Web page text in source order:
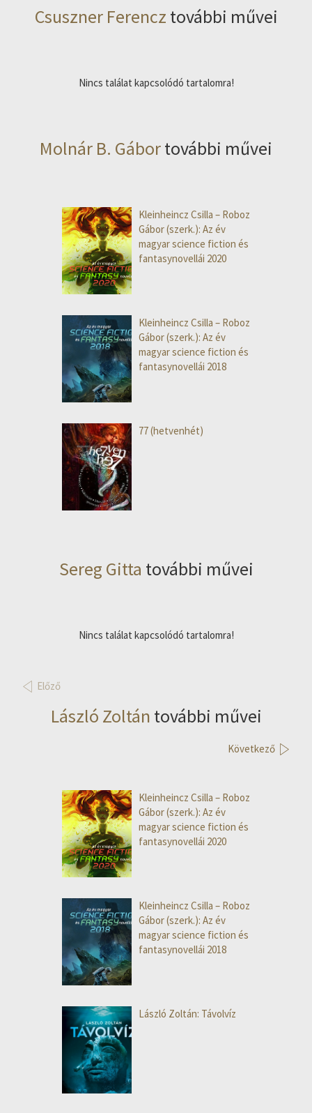
Csuszner Ferencz további művei
Nincs találat kapcsolódó tartalomra!
Molnár B. Gábortovábbi művei
Kleinheincz Csilla – Roboz
Gábor (szerk.): Az év
magyar science fiction és
fantasynovellái 2020
Kleinheincz Csilla – Roboz
Gábor (szerk.): Az év
magyar science fiction és
fantasynovellái 2018
77 (hetvenhét)
Sereg Gitta további művei
Nincs találat kapcsolódó tartalomra!
Előző
László Zoltán további művei
Következő
Kleinheincz Csilla – Roboz
Gábor (szerk.): Az év
magyar science fiction és
fantasynovellái 2020
Kleinheincz Csilla – Roboz
Gábor (szerk.): Az év
magyar science fiction és
fantasynovellái 2018
László Zoltán: Távolvíz